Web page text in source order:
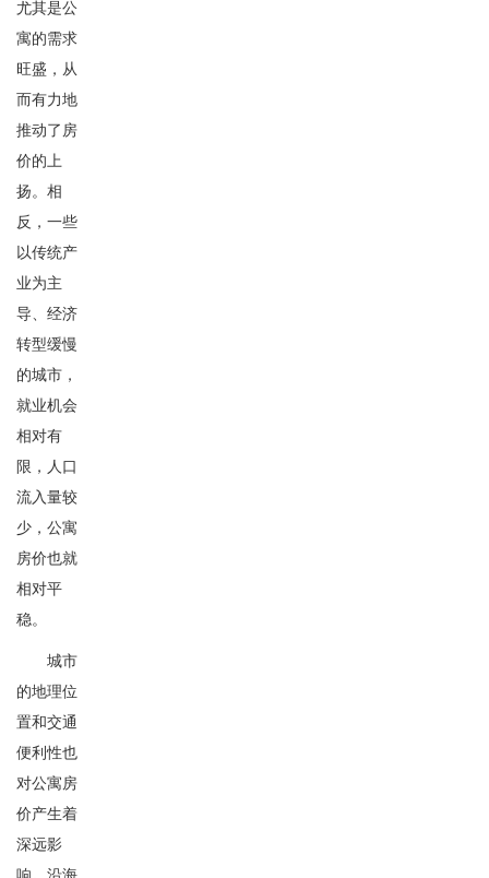
尤其是公
寓的需求
旺盛，从
而有力地
推动了房
价的上
扬。相
反，一些
以传统产
业为主
导、经济
转型缓慢
的城市，
就业机会
相对有
限，人口
流入量较
少，公寓
房价也就
相对平
稳。
城市
的地理位
置和交通
便利性也
对公寓房
价产生着
深远影